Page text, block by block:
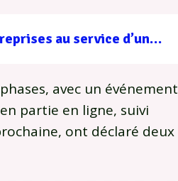
Filière forêt-bois : un tissu d’entreprises au service d’une gestion durable
avec un événement
partie en ligne, suivi
ont déclaré deux